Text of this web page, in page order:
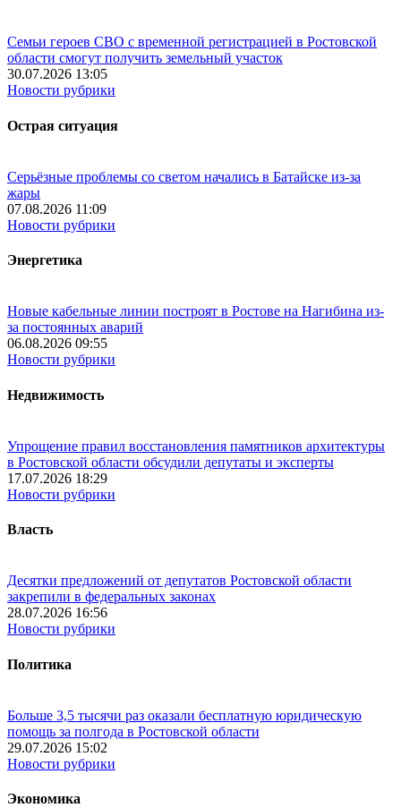
Семьи героев СВО с временной регистрацией в Ростовской
области смогут получить земельный участок
30.07.2026 13:05
Новости рубрики
Острая ситуация
Серьёзные проблемы со светом начались в Батайске из-за
жары
07.08.2026 11:09
Новости рубрики
Энергетика
Новые кабельные линии построят в Ростове на Нагибина из-
за постоянных аварий
06.08.2026 09:55
Новости рубрики
Недвижимость
Упрощение правил восстановления памятников архитектуры
в Ростовской области обсудили депутаты и эксперты
17.07.2026 18:29
Новости рубрики
Власть
Десятки предложений от депутатов Ростовской области
закрепили в федеральных законах
28.07.2026 16:56
Новости рубрики
Политика
Больше 3,5 тысячи раз оказали бесплатную юридическую
помощь за полгода в Ростовской области
29.07.2026 15:02
Новости рубрики
Экономика